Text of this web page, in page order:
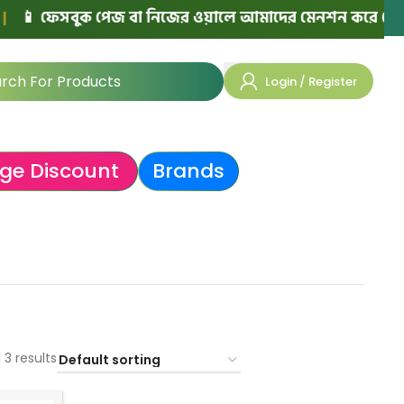
ফেসবুক পেজ বা নিজের ওয়ালে আমাদের মেনশন করে পোস্ট
Login / Register
Discount Brands
3 results